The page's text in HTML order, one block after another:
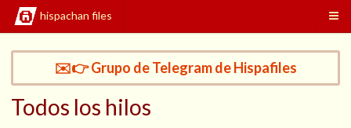
hispachan files
✉️👉 Grupo de Telegram de Hispafiles
Todos los hilos